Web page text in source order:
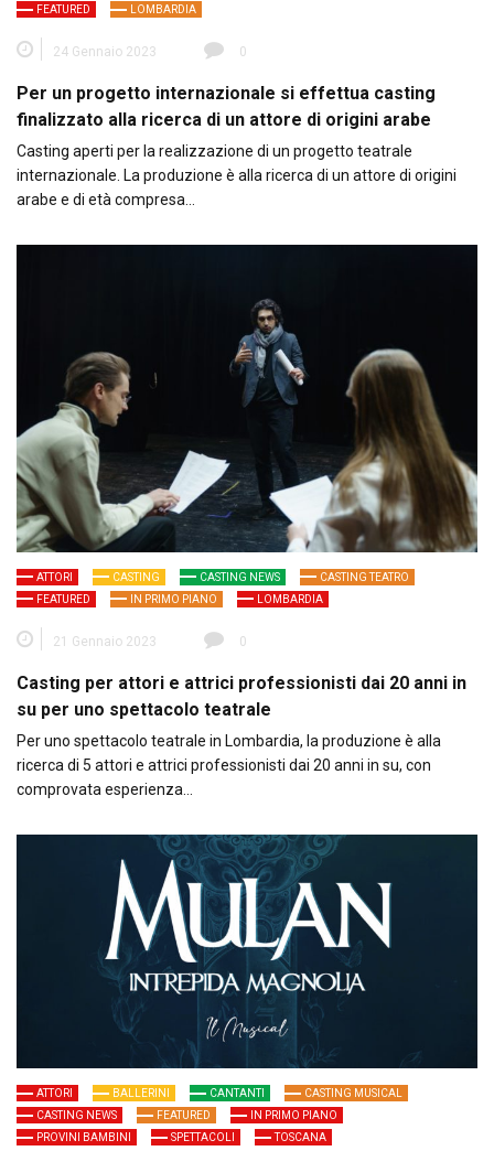
FEATURED
LOMBARDIA
24 Gennaio 2023 0
Per un progetto internazionale si effettua casting
finalizzato alla ricerca di un attore di origini arabe
Casting aperti per la realizzazione di un progetto teatrale
internazionale. La produzione è alla ricerca di un attore di origini
arabe e di età compresa…
ATTORI CASTING CASTING NEWS
CASTING TEATRO
FEATURED
IN PRIMO PIANO LOMBARDIA
21 Gennaio 2023 0
Casting per attori e attrici professionisti dai 20 anni in
su per uno spettacolo teatrale
Per uno spettacolo teatrale in Lombardia, la produzione è alla
ricerca di 5 attori e attrici professionisti dai 20 anni in su, con
comprovata esperienza…
ATTORI BALLERINI CANTANTI
CASTING MUSICAL
CASTING NEWS
FEATURED
IN PRIMO PIANO
PROVINI BAMBINI
SPETTACOLI TOSCANA